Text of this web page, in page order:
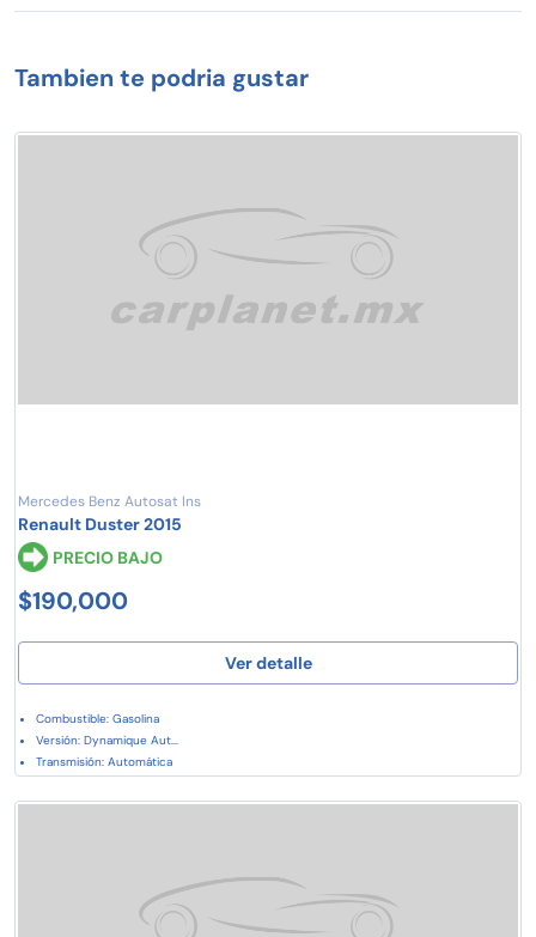
Tambien te podria gustar
Mercedes Benz Autosat Ins
Renault Duster 2015
PRECIO BAJO
$190,000
Ver detalle
Combustible: Gasolina
Versión: Dynamique Aut...
Transmisión: Automática